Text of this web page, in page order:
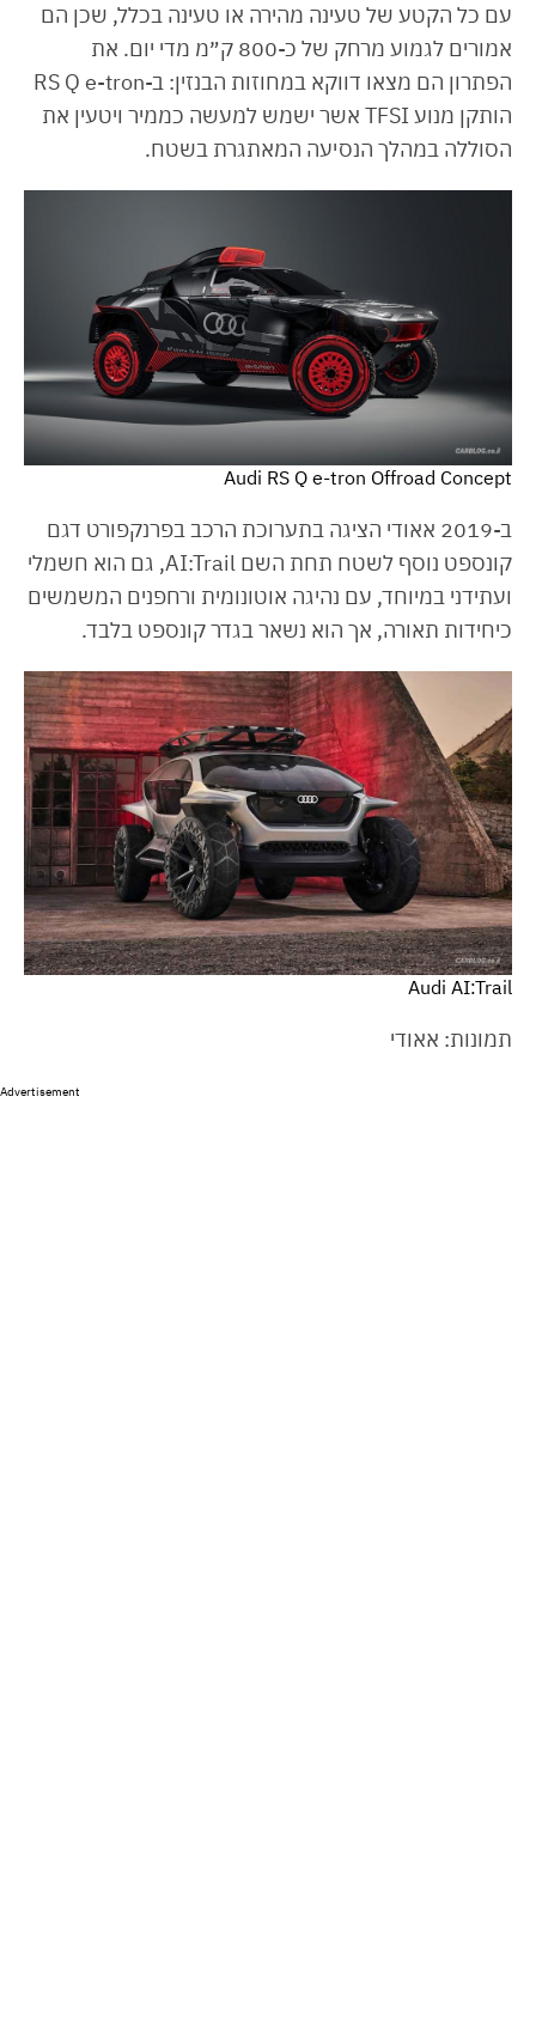
עם כל הקטע של טעינה מהירה או טעינה בכלל, שכן הם
אמורים לגמוע מרחק של כ-800 ק״מ מדי יום. את
הפתרון הם מצאו דווקא במחוזות הבנזין: ב-RS Q e-tron
הותקן מנוע TFSI אשר ישמש למעשה כממיר ויטעין את
הסוללה במהלך הנסיעה המאתגרת בשטח.
Audi RS Q e-tron Offroad Concept
ב-2019 אאודי הציגה בתערוכת הרכב בפרנקפורט דגם
קונספט נוסף לשטח תחת השם AI:Trail, גם הוא חשמלי
ועתידני במיוחד, עם נהיגה אוטונומית ורחפנים המשמשים
כיחידות תאורה, אך הוא נשאר בגדר קונספט בלבד.
Audi AI:Trail
תמונות: אאודי
Advertisement